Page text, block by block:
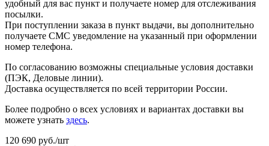
удобный для вас пункт и получаете номер для отслеживания
посылки.
При поступлении заказа в пункт выдачи, вы дополнительно
получаете СМС уведомление на указанный при оформлении
номер телефона.
По согласованию возможны специальные условия доставки
(ПЭК, Деловые линии).
Доставка осуществляется по всей территории России.
Более подробно о всех условиях и вариантах доставки вы
можете узнать здесь.
120 690 руб./шт